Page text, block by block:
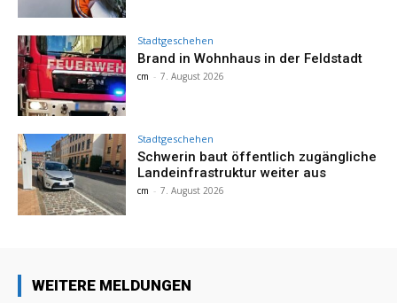
Stadtgeschehen
Brand in Wohnhaus in der Feldstadt
cm - 7. August 2026
Stadtgeschehen
Schwerin baut öffentlich zugängliche
Landeinfrastruktur weiter aus
cm - 7. August 2026
WEITERE MELDUNGEN